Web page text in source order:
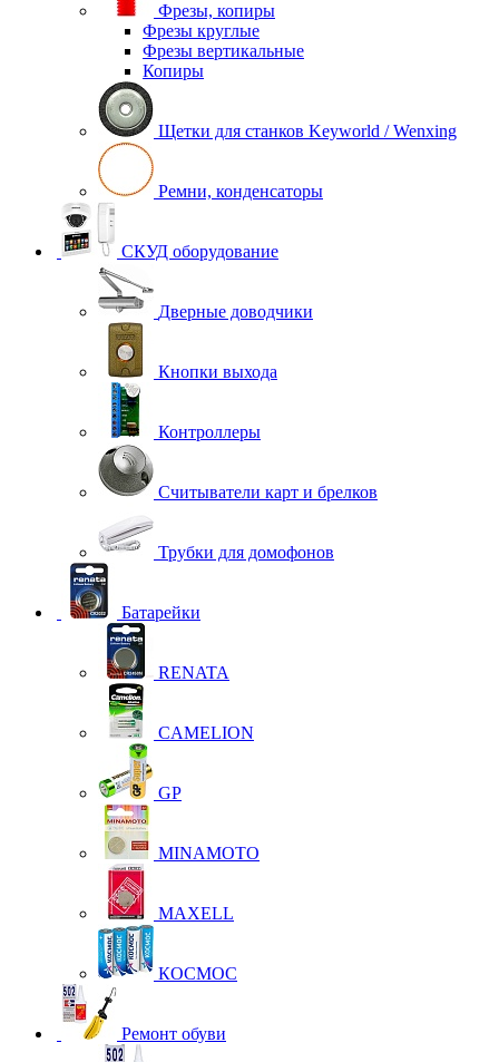
Фрезы, копиры
Фрезы круглые
Фрезы вертикальные
Копиры
Щетки для станков Keyworld / Wenxing
Ремни, конденсаторы
СКУД оборудование
Дверные доводчики
Кнопки выхода
Контроллеры
Считыватели карт и брелков
Трубки для домофонов
Батарейки
RENATA
CAMELION
GP
MINAMOTO
MAXELL
КОСМОС
Ремонт обуви